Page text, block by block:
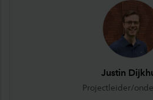
Justin
Projectleider/